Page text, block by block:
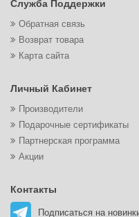
Служба Поддержки
Обратная связь
Возврат товара
Карта сайта
Личный Кабинет
Производители
Подарочные сертификаты
Партнерская программа
Акции
Контакты
Подписаться на